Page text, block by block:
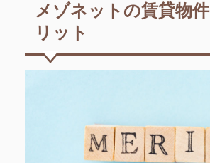
メゾネットの賃貸物
リット